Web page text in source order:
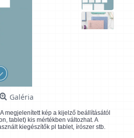
Galéria
megjelenített kép a kijelző beállításától
tablet) kis mértékben változhat. A
kiegészítők pl tablet, írószer stb.